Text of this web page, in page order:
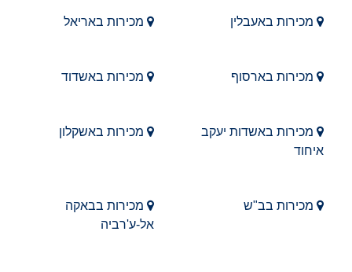
מכירות באעבלין מכירות באריאל
מכירות בארסוף מכירות באשדוד
מכירות באשדות יעקב
איחוד
מכירות באשקלון
מכירות בב"ש
מכירות בבאקה
אל-ע'רביה